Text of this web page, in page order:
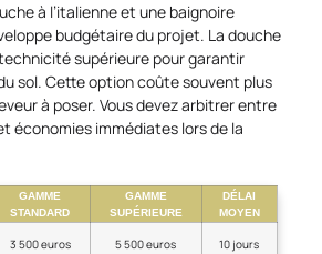
à l’italienne et une baignoire
budgétaire du projet. La douche
supérieure pour garantir
sol. Cette option coûte souvent plus
à poser. Vous devez arbitrer entre
économies immédiates lors de la
GAMME
STANDARD
GAMME
SUPÉRIEURE
DÉLAI
MOYEN
3 500 euros 5 500 euros 10 jours